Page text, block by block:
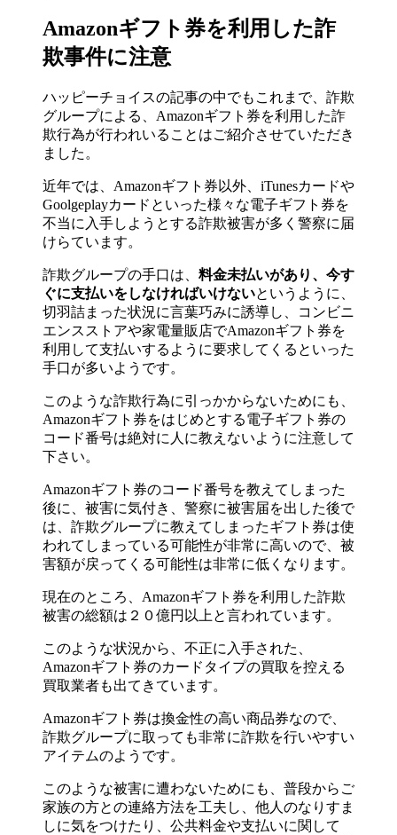
Amazonギフト券を利用した詐
欺事件に注意
ハッピーチョイスの記事の中でもこれまで、詐欺
グループによる、Amazonギフト券を利用した詐
欺行為が行われいることはご紹介させていただき
ました。
近年では、Amazonギフト券以外、iTunesカードや
Goolgeplayカードといった様々な電子ギフト券を
不当に入手しようとする詐欺被害が多く警察に届
けらています。
詐欺グループの手口は、 料金未払いがあり、今す
ぐに支払いをしなければいけないというように、
切羽詰まった状況に言葉巧みに誘導し、コンビニ
エンスストアや家電量販店でAmazonギフト券を
利用して支払いするように要求してくるといった
手口が多いようです。
このような詐欺行為に引っかからないためにも、
Amazonギフト券をはじめとする電子ギフト券の
コード番号は絶対に人に教えないように注意して
下さい。
Amazonギフト券のコード番号を教えてしまった
後に、被害に気付き、警察に被害届を出した後で
は、詐欺グループに教えてしまったギフト券は使
われてしまっている可能性が非常に高いので、被
害額が戻ってくる可能性は非常に低くなります。
現在のところ、Amazonギフト券を利用した詐欺
被害の総額は２０億円以上と言われています。
このような状況から、不正に入手された、
Amazonギフト券のカードタイプの買取を控える
買取業者も出てきています。
Amazonギフト券は換金性の高い商品券なので、
詐欺グループに取っても非常に詐欺を行いやすい
アイテムのようです。
このような被害に遭わないためにも、普段からご
家族の方との連絡方法を工夫し、他人のなりすま
しに気をつけたり、公共料金や支払いに関して